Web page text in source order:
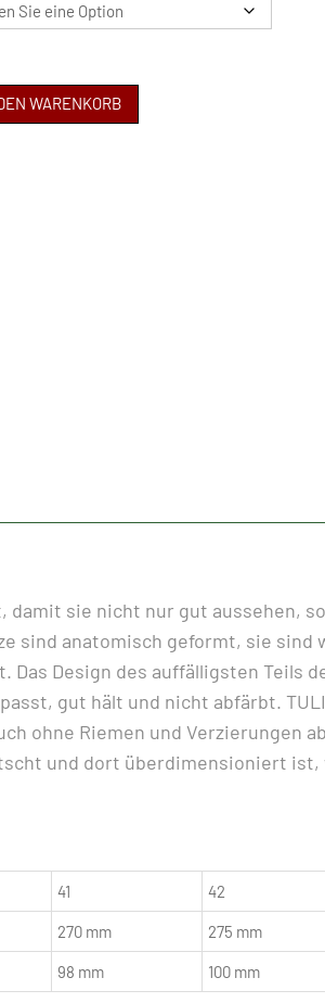
WARENKORB
sie nicht nur gut aussehen,
sind anatomisch geformt, sie sind
Design des auffälligsten Teils
gut hält und nicht abfärbt.
ohne Riemen und Verzierungen
und dort überdimensioniert ist,
41 42
270 mm 275 mm
98 mm 100 mm